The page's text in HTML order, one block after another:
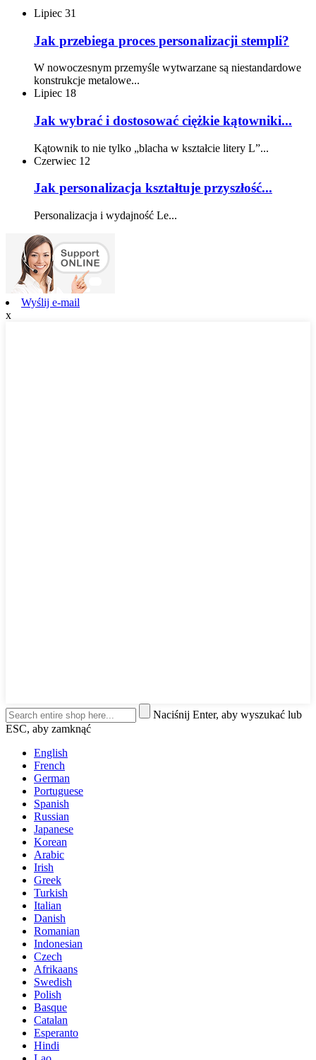
Lipiec 31
Jak przebiega proces personalizacji stempli?
W nowoczesnym przemyśle wytwarzane są niestandardowe
konstrukcje metalowe...
Lipiec 18
Jak wybrać i dostosować ciężkie kątowniki...
Kątownik to nie tylko „blacha w kształcie litery L”...
Czerwiec 12
Jak personalizacja kształtuje przyszłość...
Personalizacja i wydajność Le...
Wyślij e-mail
x
Naciśnij Enter, aby wyszukać lub
ESC, aby zamknąć
English
French
German
Portuguese
Spanish
Russian
Japanese
Korean
Arabic
Irish
Greek
Turkish
Italian
Danish
Romanian
Indonesian
Czech
Afrikaans
Swedish
Polish
Basque
Catalan
Esperanto
Hindi